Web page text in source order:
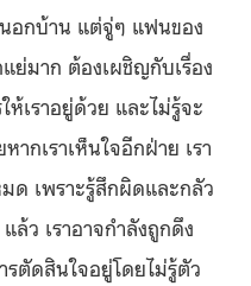
อกบ้าน แต่จู่ๆ แฟนของ
ย่มาก ต้องเผชิญกับเรื่อง
ห้เราอยู่ด้วย และไม่รู้จะ
ากเราเห็นใจอีกฝ่าย เรา
ด เพราะรู้สึกผิดและกลัว
ล้ว เราอาจกำลังถูกดึง
รตัดสินใจอยู่โดยไม่รู้ตัว